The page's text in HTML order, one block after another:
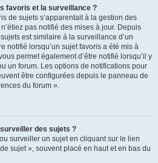
favoris et la surveillance ?
de sujets s’apparentait à la gestion des
pas notifié des mises à jour. Depuis
est similaire à la surveillance d’un
notifié lorsqu’un sujet favoris a été mis à
permet également d’être notifié lorsqu’il y
un forum. Les options de notifications pour
être configurées depuis le panneau de
du forum ».
des sujets ?
surveiller un sujet en cliquant sur le lien
sujet », souvent placé en haut et en bas du